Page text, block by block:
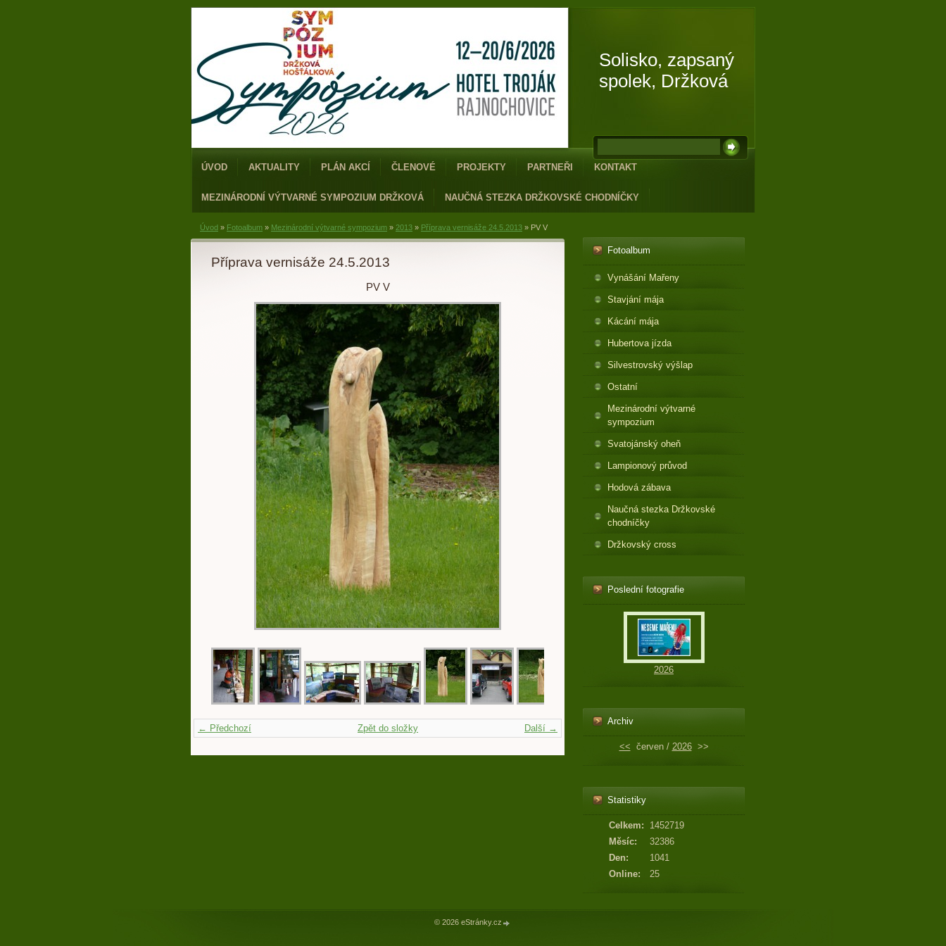
Solisko, zapsaný
spolek, Držková
ÚVOD AKTUALITY PLÁN AKCÍ ČLENOVÉ PROJEKTY PARTNEŘI KONTAKT
MEZINÁRODNÍ VÝTVARNÉ SYMPOZIUM DRŽKOVÁ NAUČNÁ STEZKA DRŽKOVSKÉ CHODNÍČKY
Úvod » Fotoalbum » Mezinárodní výtvarné sympozium » 2013 » Příprava vernisáže 24.5.2013 » PV V
Příprava vernisáže 24.5.2013
PV V
← Předchozí Další →
Zpět do složky
Fotoalbum
Vynášání Mařeny
Stavjání mája
Kácání mája
Hubertova jízda
Silvestrovský výšlap
Ostatní
Mezinárodní výtvarné
sympozium
Svatojánský oheň
Lampionový průvod
Hodová zábava
Naučná stezka Držkovské
chodníčky
Držkovský cross
Poslední fotografie
2026
Archiv
<< červen / 2026 >>
Statistiky
Online: 25
Celkem:
1452719
Měsíc:
32386
Den:
1041
© 2026 eStránky.cz